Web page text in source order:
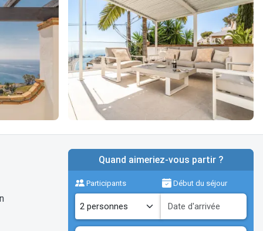
Quand aimeriez-vous partir ?
Participants Début du séjour